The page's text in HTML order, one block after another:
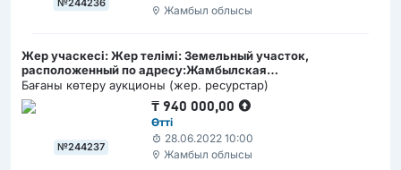
№244236
Жамбыл облысы
Жер учаскесі: Жер телімі: Земельный участок,
расположенный по адресу:Жамбылская
область,Кордайский район, село Отар, по улице Зангар,
№38 Г / Жамбыл облысы, Қордай ауданы, Отар ауылы,
Заңғар көшесі, №38 Г мекен-жайда орналасқан жер
Бағаны көтеру аукционы (жер. ресурстар)
№244237
₸ 940 000,00
Өтті
28.06.2022 10:00
Жамбыл облысы